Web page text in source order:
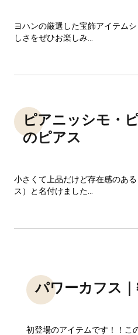
ヨハンの厳選した宝飾アイテム
しさをぜひお楽しみ...
ピアニッシモ・
のピアス
小さくて上品だけど存在感のあ
ス）と名付けました...
パワーカフス
初登場のアイテムです！！こ